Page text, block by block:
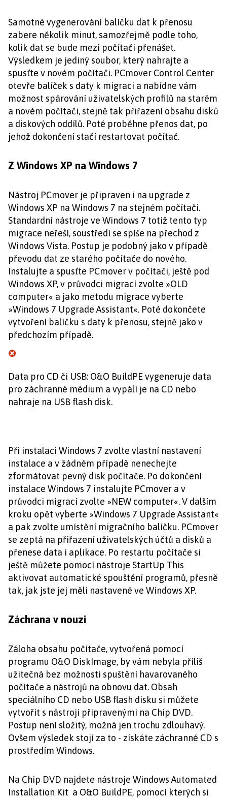
Samotné vygenerování balíčku dat k přenosu
zabere několik minut, samozřejmě podle toho,
kolik dat se bude mezi počítači přenášet.
Výsledkem je jediný soubor, který nahrajte a
spusťte v novém počítači. PCmover Control Center
otevře balíček s daty k migraci a nabídne vám
možnost spárování uživatelských profilů na starém
a novém počítači, stejně tak přiřazení obsahu disků
a diskových oddílů. Poté proběhne přenos dat, po
jehož dokončení stačí restartovat počítač.
Z Windows XP na Windows 7
Nástroj PCmover je připraven i na upgrade z
Windows XP na Windows 7 na stejném počítači.
Standardní nástroje ve Windows 7 totiž tento typ
migrace neřeší, soustředí se spíše na přechod z
Windows Vista. Postup je podobný jako v případě
převodu dat ze starého počítače do nového.
Instalujte a spusťte PCmover v počítači, ještě pod
Windows XP, v průvodci migrací zvolte »OLD
computer« a jako metodu migrace vyberte
»Windows 7 Upgrade Assistant«. Poté dokončete
vytvoření balíčku s daty k přenosu, stejně jako v
předchozím případě.
Data pro CD či USB: O&O BuildPE vygeneruje data
pro záchranné médium a vypálí je na CD nebo
nahraje na USB flash disk.
Při instalaci Windows 7 zvolte vlastní nastavení
instalace a v žádném případě nenechejte
zformátovat pevný disk počítače. Po dokončení
instalace Windows 7 instalujte PCmover a v
průvodci migrací zvolte »NEW computer«. V dalším
kroku opět vyberte »Windows 7 Upgrade Assistant«
a pak zvolte umístění migračního balíčku. PCmover
se zeptá na přiřazení uživatelských účtů a disků a
přenese data i aplikace. Po restartu počítače si
ještě můžete pomocí nástroje StartUp This
aktivovat automatické spouštění programů, přesně
tak, jak jste jej měli nastavené ve Windows XP.
Záchrana v nouzi
Záloha obsahu počítače, vytvořená pomocí
programu O&O DiskImage, by vám nebyla příliš
užitečná bez možnosti spuštění havarovaného
počítače a nástrojů na obnovu dat. Obsah
speciálního CD nebo USB flash disku si můžete
vytvořit s nástroji připravenými na Chip DVD.
Postup není složitý, možná jen trochu zdlouhavý.
Ovšem výsledek stojí za to - získáte záchranné CD s
prostředím Windows.
Na Chip DVD najdete nástroje Windows Automated
Installation Kit a O&O BuildPE, pomocí kterých si